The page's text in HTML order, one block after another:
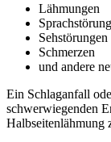
Lähmungen
Sehstörungen
Schmerzen
und andere
Ein Schlaganfall
schwerwiegenden
Halbseitenlähmung